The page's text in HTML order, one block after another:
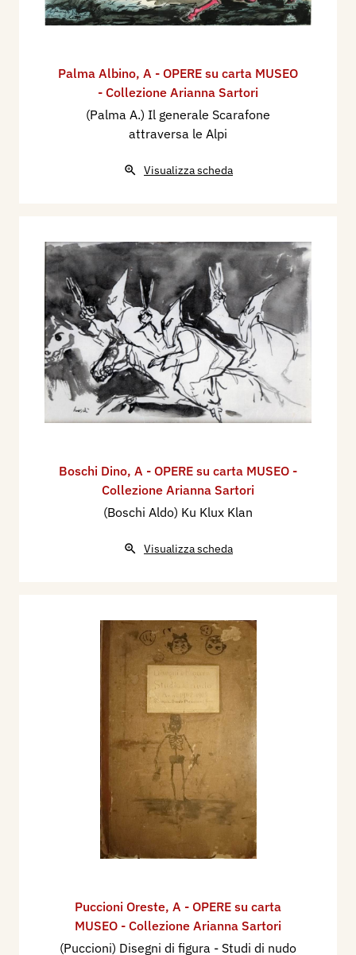
Palma Albino, A - OPERE su carta MUSEO
- Collezione Arianna Sartori
(Palma A.) Il generale Scarafone
attraversa le Alpi
Visualizza scheda
Boschi Dino, A - OPERE su carta MUSEO -
Collezione Arianna Sartori
(Boschi Aldo) Ku Klux Klan
Visualizza scheda
Puccioni Oreste, A - OPERE su carta
MUSEO - Collezione Arianna Sartori
(Puccioni) Disegni di figura - Studi di nudo